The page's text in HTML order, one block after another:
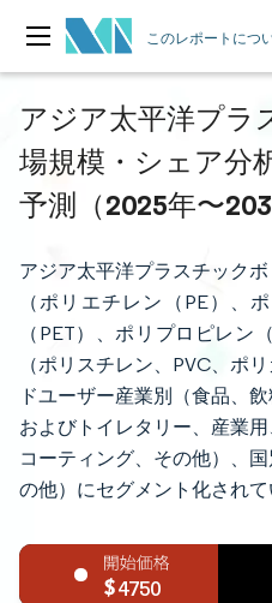
このレポートにつ
アジア太平洋プラ
場規模・シェア分
予測（2025年〜
アジア太平洋プラスチック
（ポリエチレン（PE）、
（PET）、ポリプロピレン
（ポリスチレン、PVC、ポ
ドユーザー産業別（食品、
およびトイレタリー、産業
コーティング、その他）、
の他）にセグメント化されて
4750